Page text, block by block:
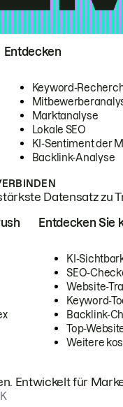
Entdecken
Keyword-
Marktanalyse
Lokale SEO
KI-Sentiment der
Backlink-Analyse
Datensatz zu
Entdecken Sie
KI-
SEO-
Website-
Keyword-
Backlink-
Top-
Weitere
Entwickelt für